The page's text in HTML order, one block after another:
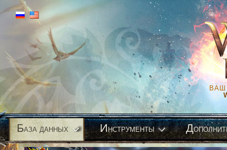
ВАШ
База данных Инструменты Д